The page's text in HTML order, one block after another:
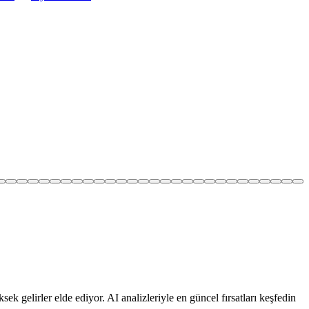
gelirler elde ediyor. AI analizleriyle en güncel fırsatları keşfedin